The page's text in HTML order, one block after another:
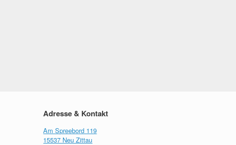
Adresse & Kontakt
Am Spreebord 119
15537 Neu Zittau